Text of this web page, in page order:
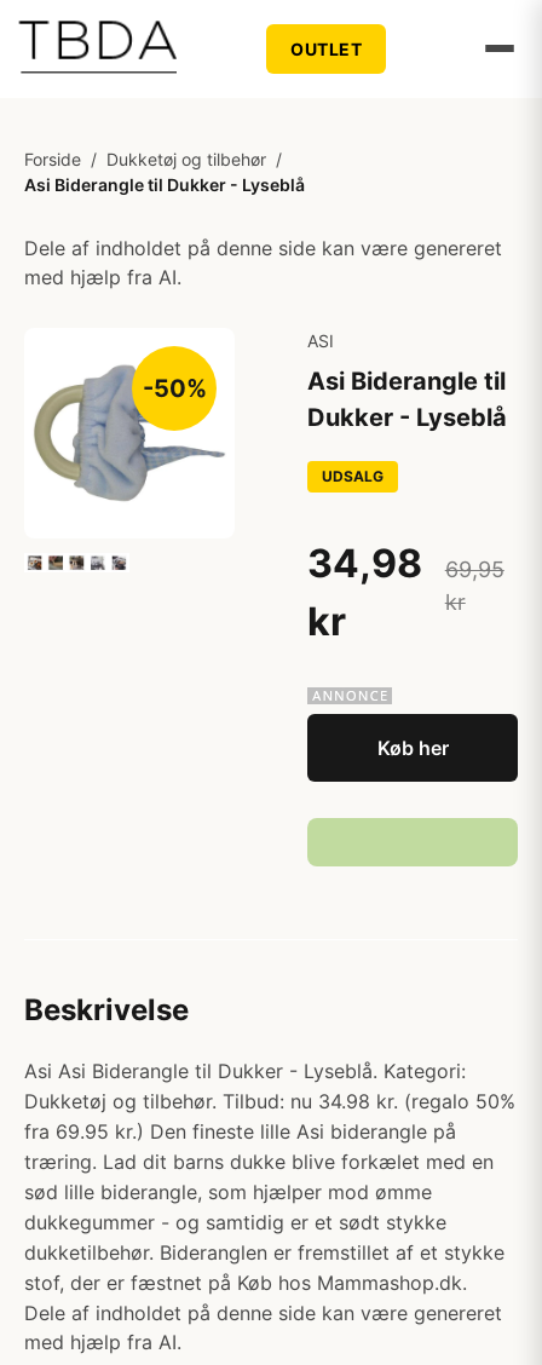
OUTLET
Forside / Dukketøj og tilbehør /
Asi Biderangle til Dukker - Lyseblå
Dele af indholdet på denne side kan være genereret
med hjælp fra AI.
-50%
ASI
Asi Biderangle til
Dukker - Lyseblå
UDSALG
34,98
kr
69,95
kr
Køb her
Beskrivelse
Asi Asi Biderangle til Dukker - Lyseblå. Kategori:
Dukketøj og tilbehør. Tilbud: nu 34.98 kr. (regalo 50%
fra 69.95 kr.) Den fineste lille Asi biderangle på
træring. Lad dit barns dukke blive forkælet med en
sød lille biderangle, som hjælper mod ømme
dukkegummer - og samtidig er et sødt stykke
dukketilbehør. Bideranglen er fremstillet af et stykke
stof, der er fæstnet på Køb hos Mammashop.dk.
Dele af indholdet på denne side kan være genereret
med hjælp fra AI.